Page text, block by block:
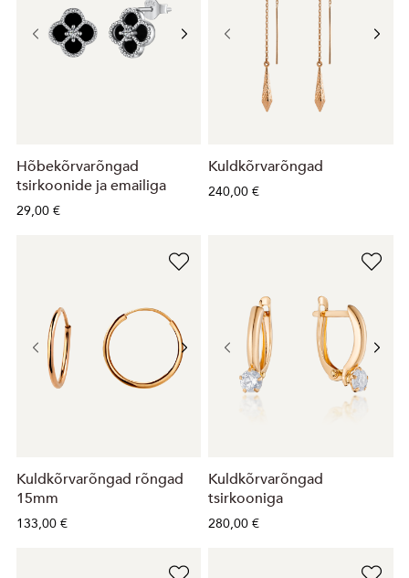
Hõbekõrvarõngad
tsirkoonide ja emailiga
29,00 €
Kuldkõrvarõngad
240,00 €
Kuldkõrvarõngad rõngad
15mm
133,00 €
Kuldkõrvarõngad
tsirkooniga
280,00 €